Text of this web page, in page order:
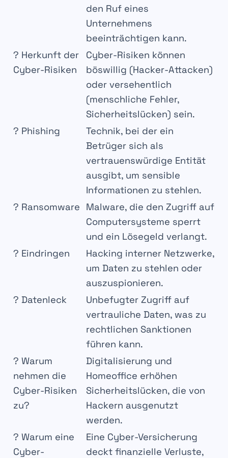
den Ruf eines
Unternehmens
beeinträchtigen kann.
? Herkunft der
Cyber-Risiken
Cyber-Risiken können
böswillig (Hacker-Attacken)
oder versehentlich
(menschliche Fehler,
Sicherheitslücken) sein.
? Phishing
Technik, bei der ein
Betrüger sich als
vertrauenswürdige Entität
ausgibt, um sensible
Informationen zu stehlen.
? Ransomware
Malware, die den Zugriff auf
Computersysteme sperrt
und ein Lösegeld verlangt.
? Eindringen
Hacking interner Netzwerke,
um Daten zu stehlen oder
auszuspionieren.
?️ Datenleck
Unbefugter Zugriff auf
vertrauliche Daten, was zu
rechtlichen Sanktionen
führen kann.
? Warum
nehmen die
Cyber-Risiken
zu?
Digitalisierung und
Homeoffice erhöhen
Sicherheitslücken, die von
Hackern ausgenutzt
werden.
?️ Warum eine
Cyber-
Eine Cyber-Versicherung
deckt finanzielle Verluste,